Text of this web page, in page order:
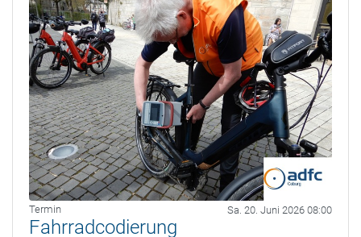
Termin Sa. 20. Juni 2026 08:00
Fahrradcodierung